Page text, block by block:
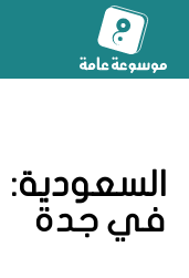
السعودية:
في جدة